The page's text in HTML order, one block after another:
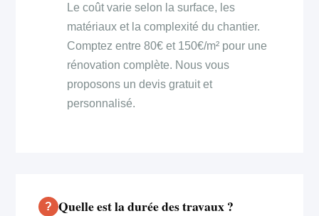
Le coût varie selon la surface, les
matériaux et la complexité du chantier.
Comptez entre 80€ et 150€/m² pour une
rénovation complète. Nous vous
proposons un devis gratuit et
personnalisé.
Quelle est la durée des travaux ?